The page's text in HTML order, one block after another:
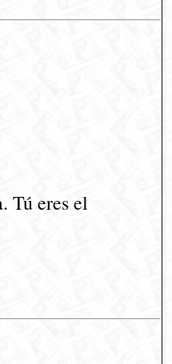
Tú eres el